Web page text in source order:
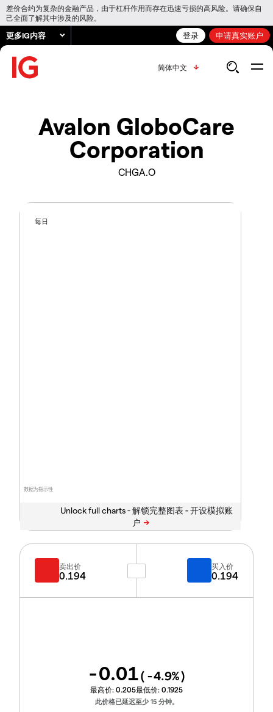
差价合约为复杂的金融产品，由于杠杆作用而存在迅速亏损的高风险。请确保自
己全面了解其中涉及的风险。
更多IG内容 登录 申请真实账户
简体中文
Avalon GloboCare
Corporation
CHGA.O
数据为指示性
每日
Unlock full charts -
卖出价
0.194
买入价
0.194
-0.01( -4.9%)
最高价: 0.205最低价: 0.1925
此价格已延迟至少 15 分钟。